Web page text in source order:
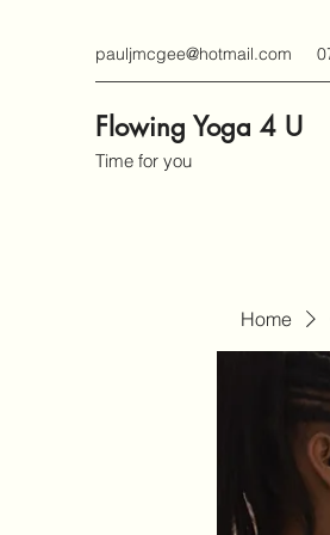
pauljmcgee@hotmail.com
Flowing Yoga 4 U
Time for you
Home